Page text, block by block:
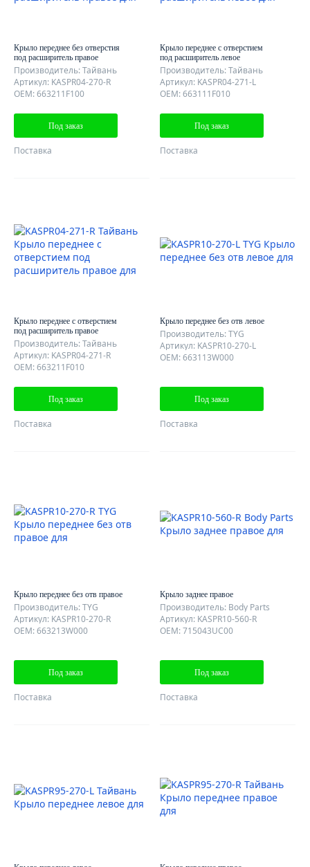
Крыло переднее без отверстия
под расширитель правое
Производитель: Тайвань
Артикул: KASPR04-270-R
OEM: 663211F100
Под заказ
Поставка
Крыло переднее с отверстием
под расширитель левое
Производитель: Тайвань
Артикул: KASPR04-271-L
OEM: 663111F010
Под заказ
Поставка
Крыло переднее с отверстием
под расширитель правое
Производитель: Тайвань
Артикул: KASPR04-271-R
OEM: 663211F010
Под заказ
Поставка
Крыло переднее без отв левое
Производитель: TYG
Артикул: KASPR10-270-L
OEM: 663113W000
Под заказ
Поставка
Крыло переднее без отв правое
Производитель: TYG
Артикул: KASPR10-270-R
OEM: 663213W000
Под заказ
Поставка
Крыло заднее правое
Производитель: Body Parts
Артикул: KASPR10-560-R
OEM: 715043UC00
Под заказ
Поставка